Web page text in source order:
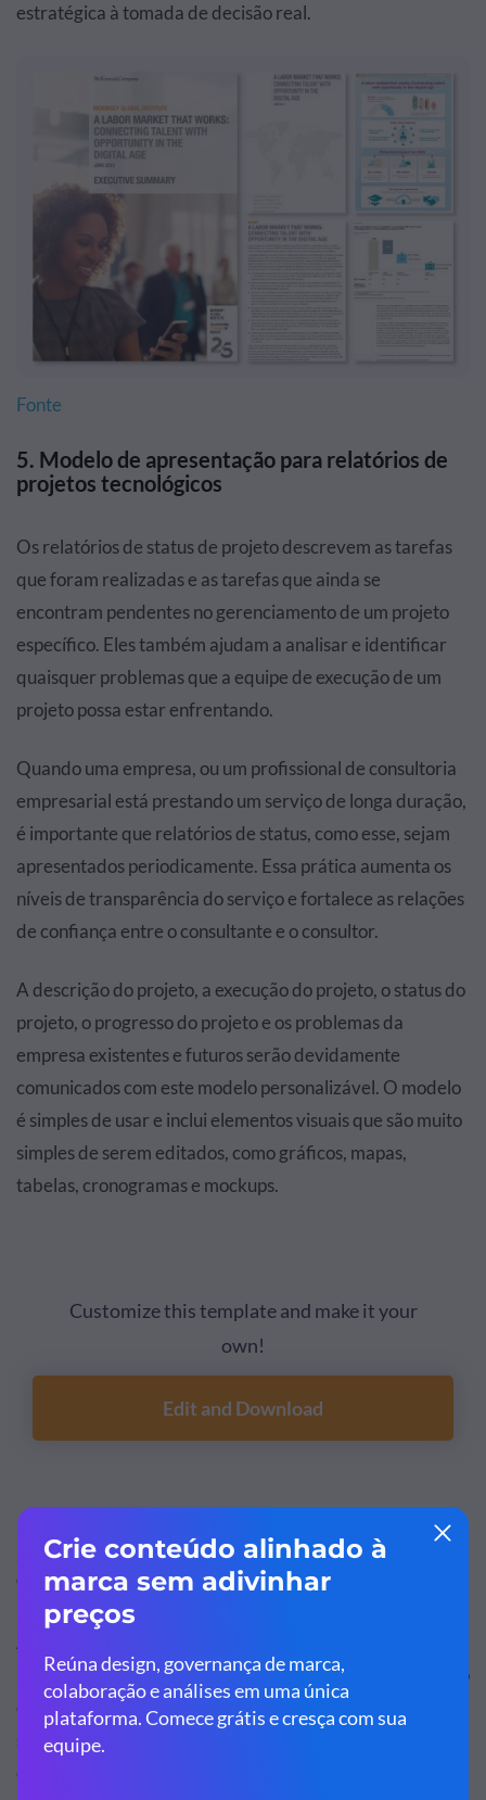
estratégica à tomada de decisão real.
Fonte
5. Modelo de apresentação para relatórios de
projetos tecnológicos
Os relatórios de status de projeto descrevem as tarefas
que foram realizadas e as tarefas que ainda se
encontram pendentes no gerenciamento de um projeto
específico. Eles também ajudam a analisar e identificar
quaisquer problemas que a equipe de execução de um
projeto possa estar enfrentando.
Quando uma empresa, ou um profissional de consultoria
empresarial está prestando um serviço de longa duração,
é importante que relatórios de status, como esse, sejam
apresentados periodicamente. Essa prática aumenta os
níveis de transparência do serviço e fortalece as relações
de confiança entre o consultante e o consultor.
A descrição do projeto, a execução do projeto, o status do
projeto, o progresso do projeto e os problemas da
empresa existentes e futuros serão devidamente
comunicados com este modelo personalizável. O modelo
é simples de usar e inclui elementos visuais que são muito
simples de serem editados, como gráficos, mapas,
tabelas, cronogramas e mockups.
Customize this template and make it your
own!
Edit and Download
6. Modelo de quatro abordagens para
automatizar o trabalho com tecnologias
cognitivas
Inteligência Artificial vem melhorando e se popularizando
dia após dia, e isso vem gerando discussões acaloradas
sobre as possíveis consequências sociais que esse